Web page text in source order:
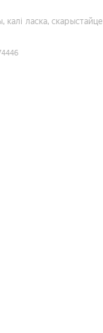
калі ласка, скарыстайце